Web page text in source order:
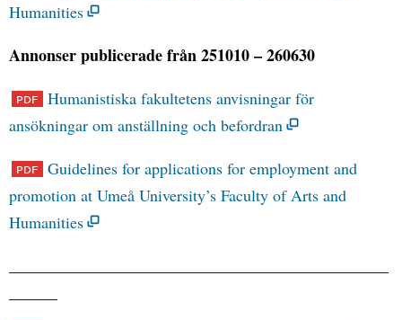
Humanities
Annonser publicerade från 251010 – 260630
Humanistiska fakultetens anvisningar för
ansökningar om anställning och befordran
Guidelines for applications for employment and
promotion at Umeå University’s Faculty of Arts and
Humanities